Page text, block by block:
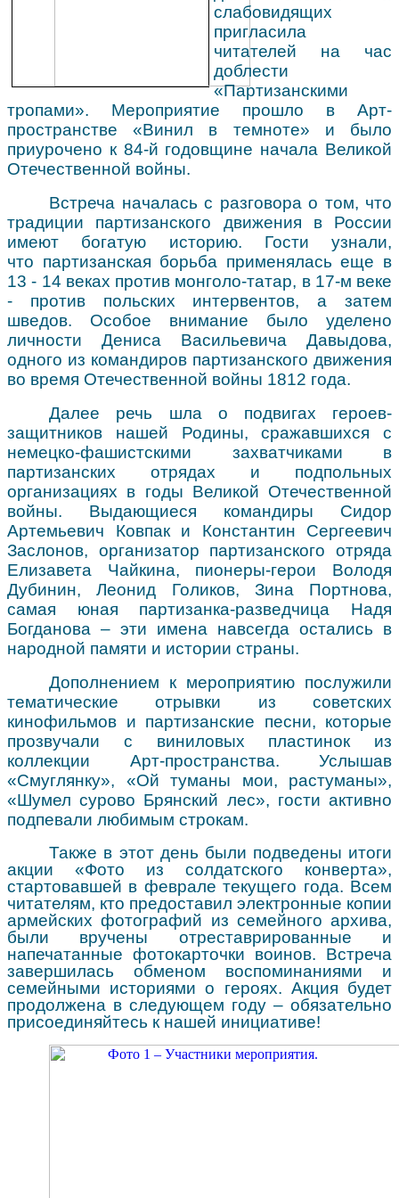
слабовидящих
пригласила
читателей на час
доблести
«Партизанскими
тропами». Мероприятие прошло в Арт-
пространстве «Винил в темноте» и было
приурочено к 84-й годовщине начала Великой
Отечественной войны.
Встреча началась с разговора о том, что
традиции партизанского движения в России
имеют богатую историю. Гости узнали,
что партизанская борьба применялась еще в
13 - 14 веках против монголо-татар, в 17-м веке
- против польских интервентов, а затем
шведов. Особое внимание было уделено
личности Дениса Васильевича Давыдова,
одного из командиров партизанского движения
во время Отечественной войны 1812 года.
Далее речь шла о подвигах героев-
защитников нашей Родины, сражавшихся с
немецко-фашистскими захватчиками в
партизанских отрядах и подпольных
организациях в годы Великой Отечественной
войны. Выдающиеся командиры Сидор
Артемьевич Ковпак и Константин Сергеевич
Заслонов, организатор партизанского отряда
Елизавета Чайкина, пионеры-герои Володя
Дубинин, Леонид Голиков, Зина Портнова,
самая юная партизанка-разведчица Надя
Богданова – эти имена навсегда остались в
народной памяти и истории страны.
Дополнением к мероприятию послужили
тематические отрывки из советских
кинофильмов и партизанские песни, которые
прозвучали с виниловых пластинок из
коллекции Арт-пространства. Услышав
«Смуглянку», «Ой туманы мои, растуманы»,
«Шумел сурово Брянский лес», гости активно
подпевали любимым строкам.
Также в этот день были подведены итоги
акции «Фото из солдатского конверта»,
стартовавшей в феврале текущего года. Всем
читателям, кто предоставил электронные копии
армейских фотографий из семейного архива,
были вручены отреставрированные и
напечатанные фотокарточки воинов. Встреча
завершилась обменом воспоминаниями и
семейными историями о героях. Акция будет
продолжена в следующем году – обязательно
присоединяйтесь к нашей инициативе!